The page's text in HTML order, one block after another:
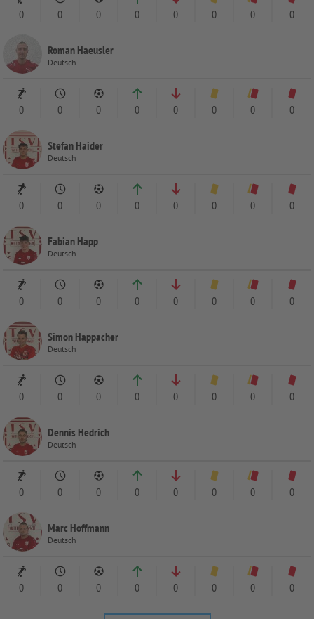
0 0 0 0 0 0 0 0
Roman Haeusler
Deutsch
0 0 0 0 0 0 0 0
Stefan Haider
Deutsch
0 0 0 0 0 0 0 0
Fabian Happ
Deutsch
0 0 0 0 0 0 0 0
Simon Happacher
Deutsch
0 0 0 0 0 0 0 0
Dennis Hedrich
Deutsch
0 0 0 0 0 0 0 0
Marc Hoffmann
Deutsch
0 0 0 0 0 0 0 0